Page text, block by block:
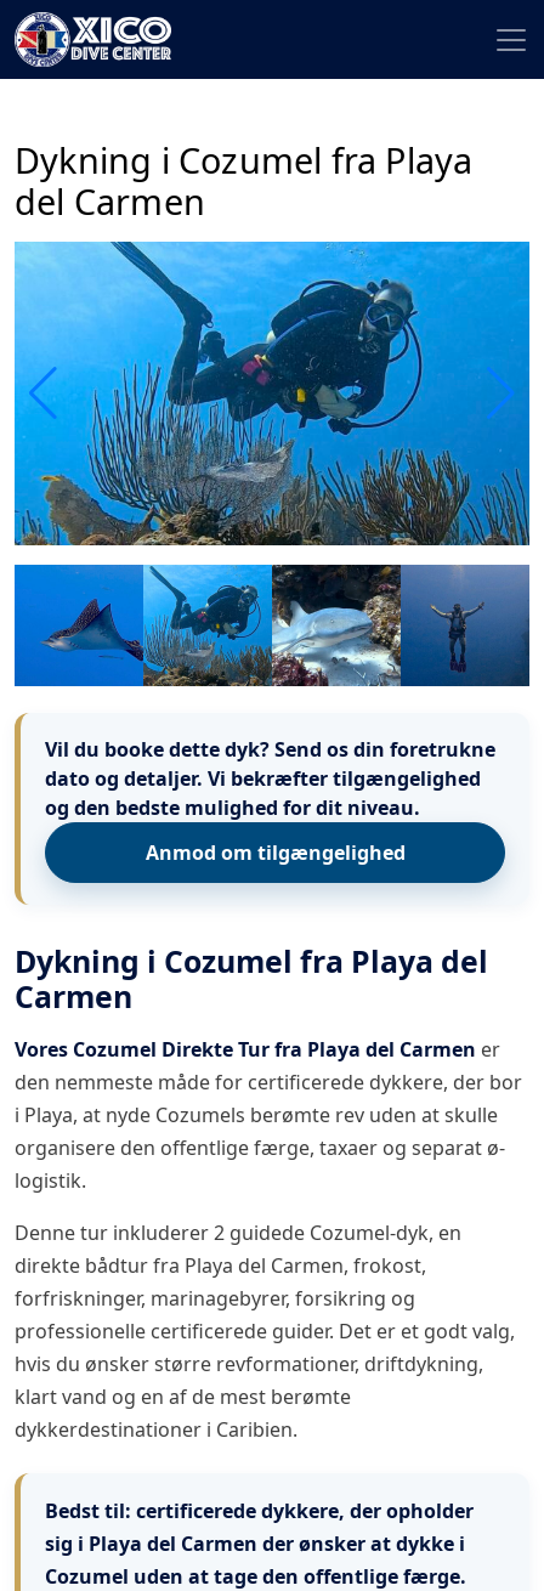
Dykning i Cozumel fra Playa
del Carmen
Vil du booke dette dyk?Send os din foretrukne
dato og detaljer. Vi bekræfter tilgængelighed
og den bedste mulighed for dit niveau.
Anmod om tilgængelighed
Dykning i Cozumel fra Playa del
Carmen
Vores Cozumel Direkte Tur fra Playa del Carmen er
den nemmeste måde for certificerede dykkere, der bor
i Playa, at nyde Cozumels berømte rev uden at skulle
organisere den offentlige færge, taxaer og separat ø-
logistik.
Denne tur inkluderer 2 guidede Cozumel-dyk, en
direkte bådtur fra Playa del Carmen, frokost,
forfriskninger, marinagebyrer, forsikring og
professionelle certificerede guider. Det er et godt valg,
hvis du ønsker større revformationer, driftdykning,
klart vand og en af ​​de mest berømte
dykkerdestinationer i Caribien.
Bedst til: certificerede dykkere, der opholder
sig i Playa del Carmen der ønsker at dykke i
Cozumel uden at tage den offentlige færge.